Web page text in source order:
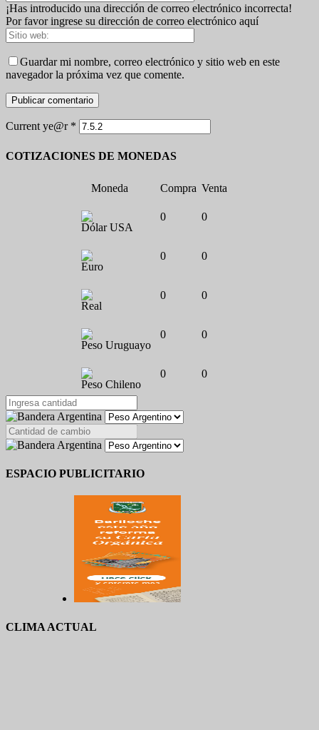
¡Has introducido una dirección de correo electrónico incorrecta!
Por favor ingrese su dirección de correo electrónico aquí
Guardar mi nombre, correo electrónico y sitio web en este
navegador la próxima vez que comente.
Current ye@r *
COTIZACIONES DE MONEDAS
Moneda Compra Venta
Dólar USA
0 0
Euro
0 0
Real
0 0
Peso Uruguayo
0 0
Peso Chileno
0 0
ESPACIO PUBLICITARIO
CLIMA ACTUAL